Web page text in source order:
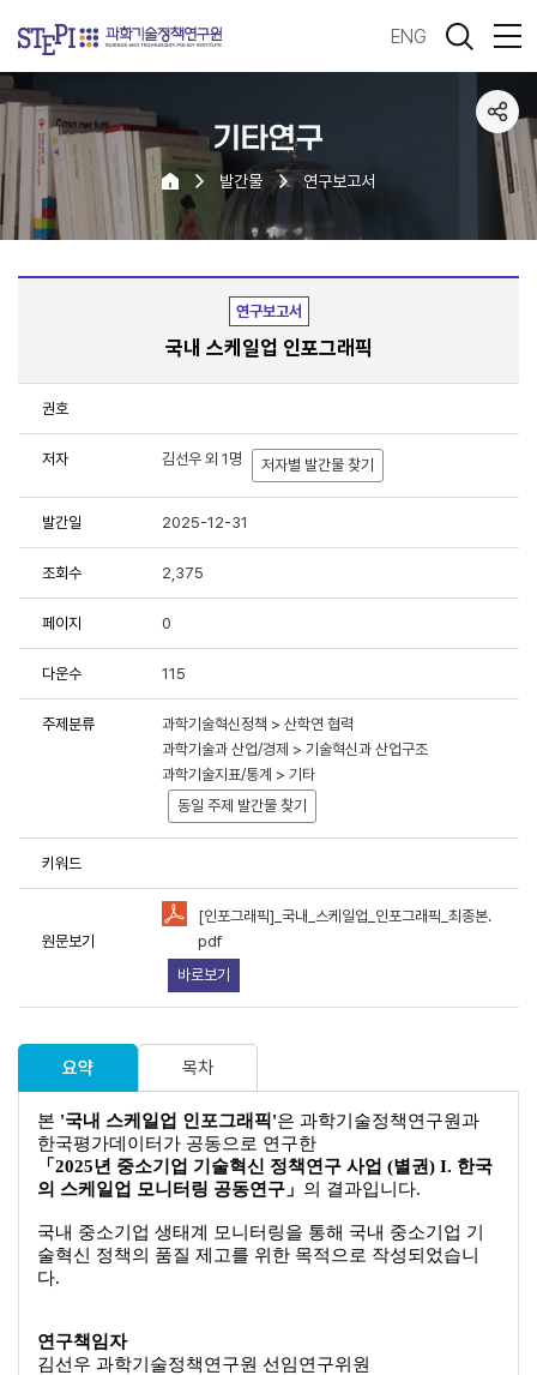
ENG
기타연구
발간물 연구보고서
에 항상 감사드립니다.
한 연구성과물로 저작권 및 이용조건 등을 준수하여 활용해 주시
이용 동의서 및 사용목적 등에 응답 부탁드립니다.
원 연구성과물 활용 현황 및 서비스 분석을 위한 기초자료로 활용
구원에서 제공하는 저작물을 이용하였음을 명시할 것을동의합니
조건에 따라 이용할 것을 동의합니다.
거나 과학기술정책연구원에서 제시한 이용조건을 이행하지
관련기관에 처벌을 받을 수 있으며, 즉시 저작물의 이용허락을
동의합니다.
과제준비 교육자료 출판활용 기타
연구보고서
국내 스케일업 인포그래픽
권호
저자 김선우 외 1명 저자별 발간물 찾기
발간일 2025-12-31
조회수 2,375
페이지 0
다운수 115
주제분류
과학기술혁신정책 > 산학연 협력
과학기술과 산업/경제 > 기술혁신과 산업구조
과학기술지표/통계 > 기타
동일 주제 발간물 찾기
키워드
원문보기
[인포그래픽]_국내_스케일업_인포그래픽_최종본.
pdf
바로보기
요약 목차
본 '국내 스케일업 인포그래픽'은 과학기술정책연구원과
한국평가데이터가 공동으로 연구한
「 2025년 중소기업 기술혁신 정책연구 사업 (별권) I. 한국
의 스케일업 모니터링 공동연구 」 의 결과입니다.
국내 중소기업 생태계 모니터링을 통해 국내 중소기업 기
술혁신 정책의 품질 제고를 위한 목적으로 작성되었습니
다.
연구책임자
김선우 과학기술정책연구원 선임연구위원